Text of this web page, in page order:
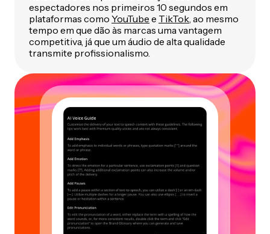
espectadores nos primeiros 10 segundos em
plataformas como YouTube e TikTok , ao mesmo
tempo em que dão às marcas uma vantagem
competitiva, já que um áudio de alta qualidade
transmite profissionalismo.